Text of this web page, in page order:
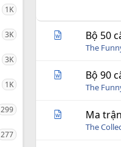
1K
3K
3K
1K
299
277
Bộ 50
The
Bộ 90
The
Ma
The